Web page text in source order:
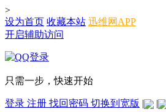
>
设为首页 收藏本站 迅维网APP
开启辅助访问
只需一步，快速开始
登录 注册 找回密码 切换到宽版 | |